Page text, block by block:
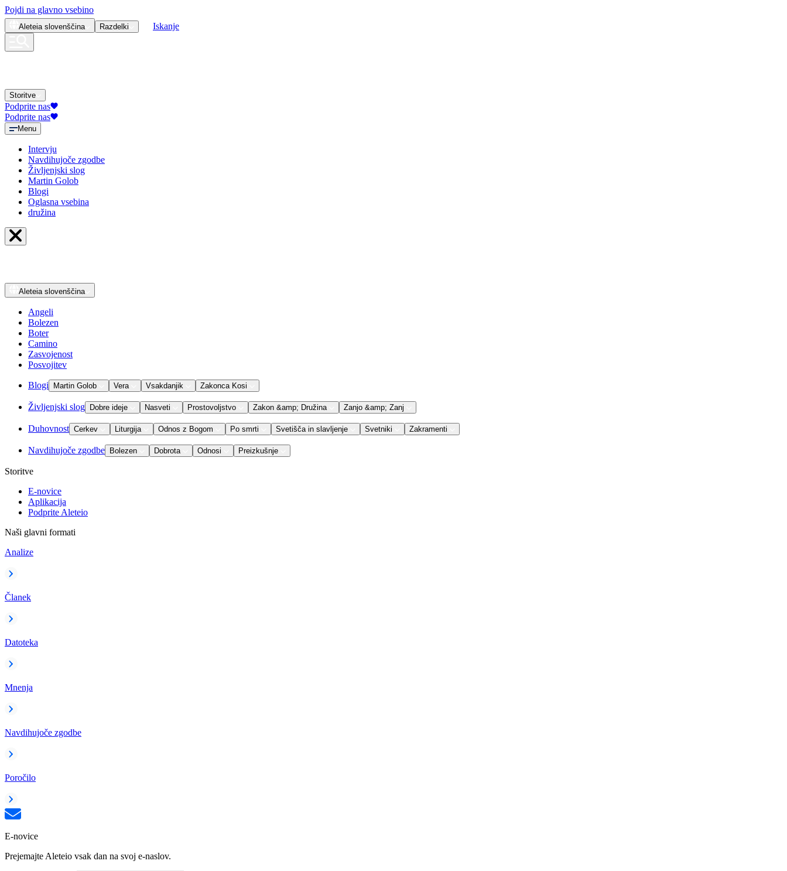
Pojdi na glavno vsebino
Aleteia slovenščina Razdelki Iskanje
Storitve
Podprite nas
Podprite nas
Menu
Intervju
Navdihujoče zgodbe
Življenjski slog
Martin Golob
Blogi
Oglasna vsebina
družina
Aleteia slovenščina
Angeli
Bolezen
Boter
Camino
Zasvojenost
Posvojitev
Blogi Martin Golob Vera Vsakdanjik Zakonca Kosi
Življenjski slog Dobre ideje Nasveti Prostovoljstvo Zakon &amp; Družina Zanjo &amp; Zanj
Duhovnost Cerkev Liturgija Odnos z Bogom Po smrti Svetišča in slavljenje Svetniki Zakramenti
Navdihujoče zgodbe Bolezen Dobrota Odnosi Preizkušnje
Storitve
E-novice
Aplikacija
Podprite Aleteio
Naši glavni formati
Analize
Članek
Datoteka
Mnenja
Navdihujoče zgodbe
Poročilo
E-novice
Prejemajte Aleteio vsak dan na svoj e-naslov.